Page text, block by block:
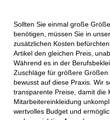
Sollten Sie einmal große
benötigen, müssen Sie in
zusätzlichen Kosten
Artikel den gleichen Preis,
Während es in der
Zuschläge für größere
bewusst auf diese Praxis. Wir
transparente Preise, damit die
Mitarbeitereinkleidung
wertvolles Budget und